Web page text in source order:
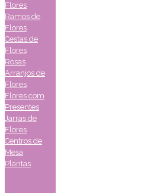
Flores
Ramos de
Flores
Cestas de
Flores
Rosas
Arranjos de
Flores
Flores com
Presentes
Jarras de
Flores
Centros de
Mesa
Plantas